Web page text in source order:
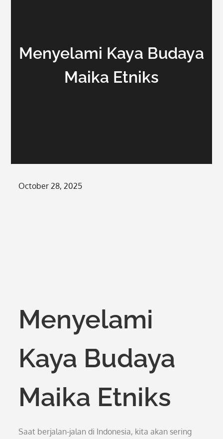
Menyelami Kaya Budaya
Maika Etniks
Posted
October 28, 2025
Menyelami
Kaya Budaya
Maika Etniks
Saat berjalan-jalan di Indonesia, kita akan sering